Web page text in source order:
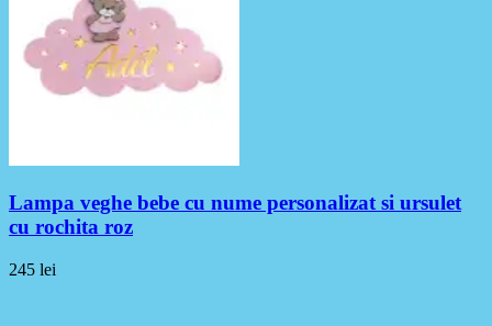
Lampa veghe bebe cu nume personalizat si ursulet
cu rochita roz
245 lei